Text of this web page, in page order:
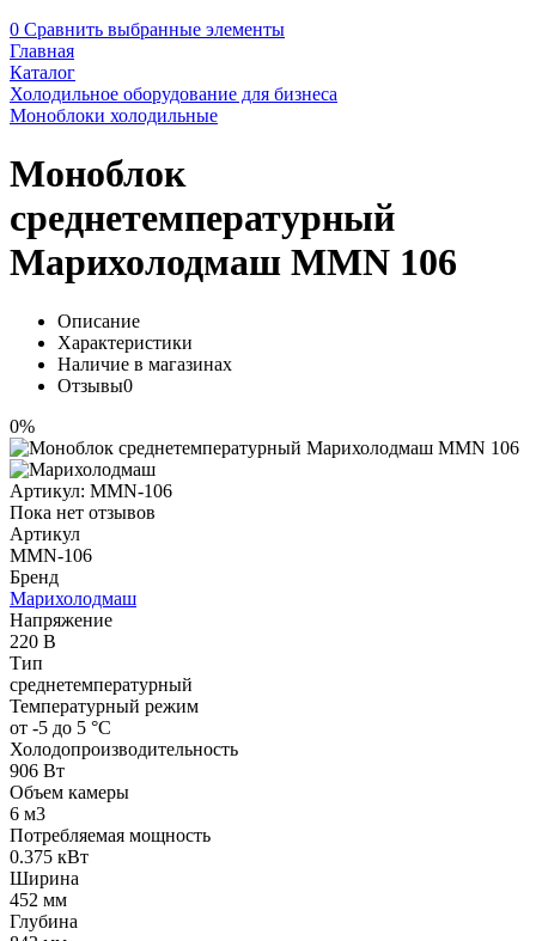
0 Сравнить выбранные элементы
Главная
Каталог
Холодильное оборудование для бизнеса
Моноблоки холодильные
Моноблок
среднетемпературный
Марихолодмаш MMN 106
Описание
Характеристики
Наличие в магазинах
Отзывы0
0%
Артикул: MMN-106
Пока нет отзывов
Артикул
MMN-106
Бренд
Марихолодмаш
Напряжение
220 В
Тип
среднетемпературный
Температурный режим
от -5 до 5 °C
Холодопроизводительность
906 Вт
Объем камеры
6 м​3
Потребляемая мощность
0.375 кВт
Ширина
452 мм
Глубина